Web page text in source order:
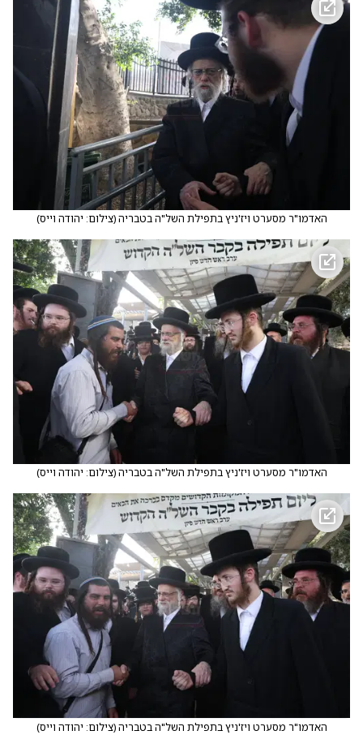
האדמו"ר מסערט ויז'ניץ בתפילת השל"ה בטבריה(צילום: יהודה וייס)
האדמו"ר מסערט ויז'ניץ בתפילת השל"ה בטבריה(צילום: יהודה וייס)
האדמו"ר מסערט ויז'ניץ בתפילת השל"ה בטבריה(צילום: יהודה וייס)